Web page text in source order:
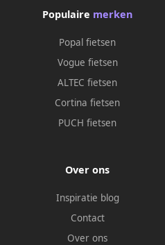
Populaire merken
Popal fietsen
Vogue fietsen
ALTEC fietsen
Cortina fietsen
PUCH fietsen
Over ons
Inspiratie blog
Contact
Over ons